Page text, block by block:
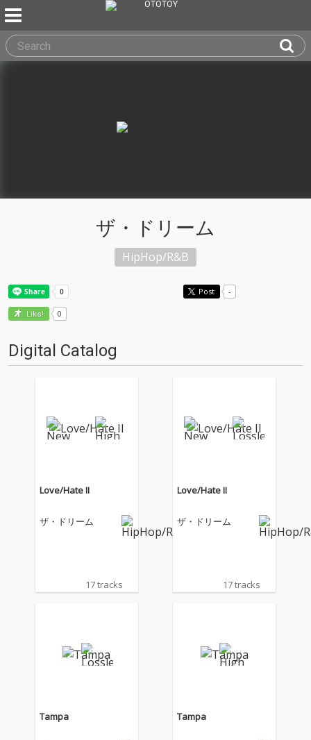
ザ・ドリーム
HipHop/R&B
Post -
Like! 0
Digital Catalog
Love/Hate II
ザ・ドリーム
17 tracks
Love/Hate II
ザ・ドリーム
17 tracks
Tampa Tampa